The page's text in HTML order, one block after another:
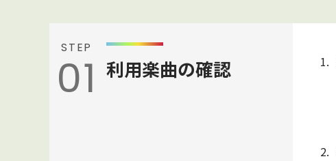
STEP
01 利用楽曲の確認 1.
2.